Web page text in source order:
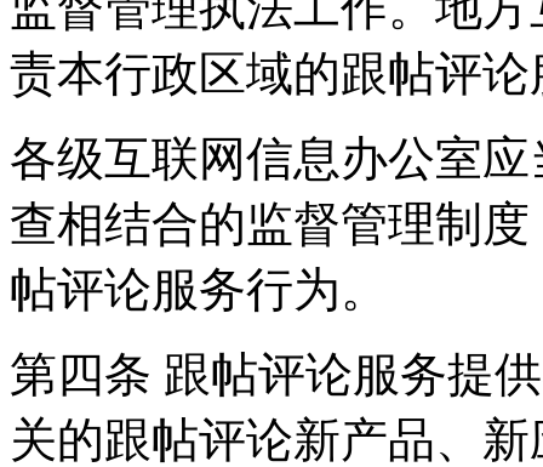
责本行政区域的跟帖评
各级互联网信息办公室
查相结合的监督管理制
帖评论服务行为。
第四条 跟帖评论服务提
关的跟帖评论新产品、